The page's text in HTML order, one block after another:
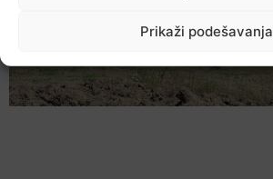
Prikaži podešavanja